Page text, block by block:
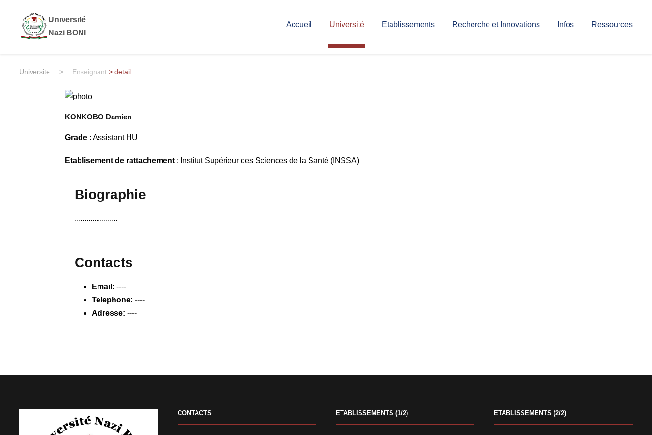
Université
Nazi BONI
Accueil Université Etablissements Recherche et Innovations Infos Ressources
Universite > Enseignant > detail
KONKOBO Damien
Grade : Assistant HU
Etablisement de rattachement: Institut Supérieur des Sciences de la Santé (INSSA)
Biographie
......................
Contacts
Email: ----
Telephone: ----
Adresse: ----
CONTACTS ETABLISSEMENTS (1/2) ETABLISSEMENTS (2/2)